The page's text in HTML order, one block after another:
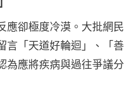
應卻極度冷漠。大批網民
言「天道好輪迴」、「善
為應將疾病與過往爭議分